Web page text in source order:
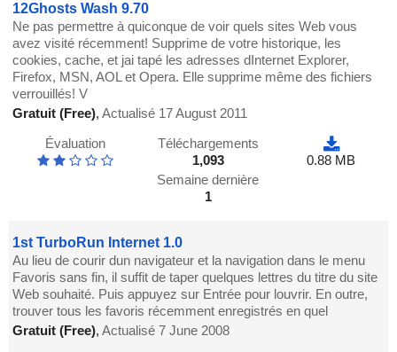
12Ghosts Wash 9.70
Ne pas permettre à quiconque de voir quels sites Web vous
avez visité récemment! Supprime de votre historique, les
cookies, cache, et jai tapé les adresses dInternet Explorer,
Firefox, MSN, AOL et Opera. Elle supprime même des fichiers
verrouillés! V
Gratuit (Free),Actualisé 17 August 2011
Évaluation
Téléchargements
1,093
Semaine dernière
1
0.88 MB
1st TurboRun Internet 1.0
Au lieu de courir dun navigateur et la navigation dans le menu
Favoris sans fin, il suffit de taper quelques lettres du titre du site
Web souhaité. Puis appuyez sur Entrée pour louvrir. En outre,
trouver tous les favoris récemment enregistrés en quel
Gratuit (Free),Actualisé 7 June 2008